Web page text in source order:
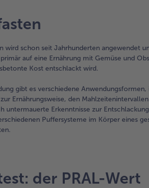
wird schon seit Jahrhunderten angewendet
primär auf eine Ernährung mit Gemüse und
Kost entschlackt wird.
gibt es verschiedene
Ernährungsweise, den
untermauerte Erkenntnisse zur
Puffersysteme im Körper eines
der PRAL-Wert